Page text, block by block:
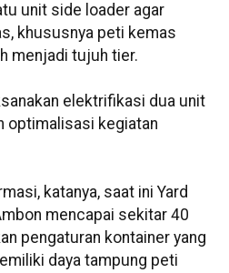
unit side loader agar
khususnya peti kemas
menjadi tujuh tier.
elektrifikasi dua unit
optimalisasi kegiatan
katanya, saat ini Yard
mencapai sekitar 40
pengaturan kontainer yang
daya tampung peti